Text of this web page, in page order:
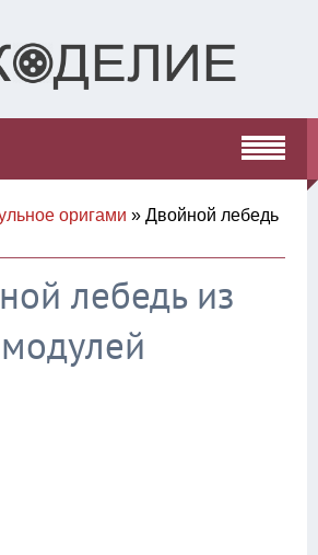
оригами » Двойной лебедь
лебедь из
модулей